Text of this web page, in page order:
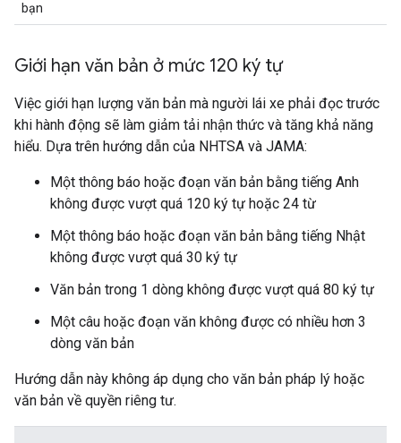
bạn
Giới hạn văn bản ở mức 120 ký tự
Việc giới hạn lượng văn bản mà người lái xe phải đọc trước
khi hành động sẽ làm giảm tải nhận thức và tăng khả năng
hiểu. Dựa trên hướng dẫn của NHTSA và JAMA:
Một thông báo hoặc đoạn văn bản bằng tiếng Anh
không được vượt quá 120 ký tự hoặc 24 từ
Một thông báo hoặc đoạn văn bản bằng tiếng Nhật
không được vượt quá 30 ký tự
Văn bản trong 1 dòng không được vượt quá 80 ký tự
Một câu hoặc đoạn văn không được có nhiều hơn 3
dòng văn bản
Hướng dẫn này không áp dụng cho văn bản pháp lý hoặc
văn bản về quyền riêng tư.